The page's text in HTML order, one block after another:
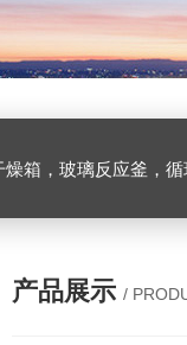
璃反应釜，循环水真空泵
产品展示 /